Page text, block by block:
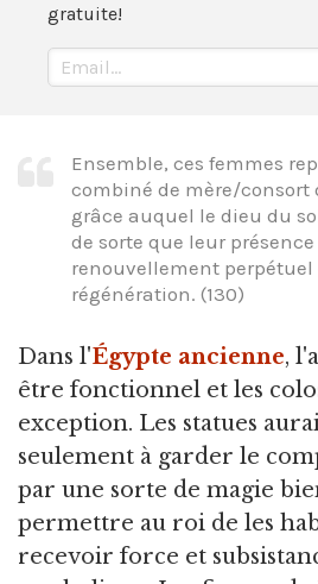
gratuite!
Ensemble, ces femmes
combiné de mère/consort
grâce auquel le dieu du
de sorte que leur
renouvellement
régénération. (130)
Dans l'Égypte ancienne,
être fonctionnel et les
exception. Les statues
seulement à garder le
par une sorte de magie
permettre au roi de les
recevoir force et